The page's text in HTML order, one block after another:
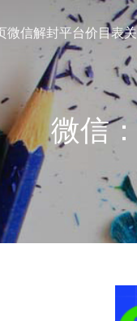
微信解封平台价目表
微信